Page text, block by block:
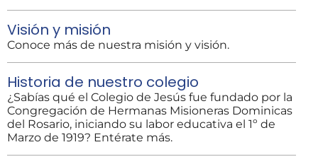
Visión y misión
Conoce más de nuestra misión y visión.
Historia de nuestro colegio
¿Sabías qué el Colegio de Jesús fue fundado por la
Congregación de Hermanas Misioneras Dominicas
del Rosario, iniciando su labor educativa el 1º de
Marzo de 1919? Entérate más.